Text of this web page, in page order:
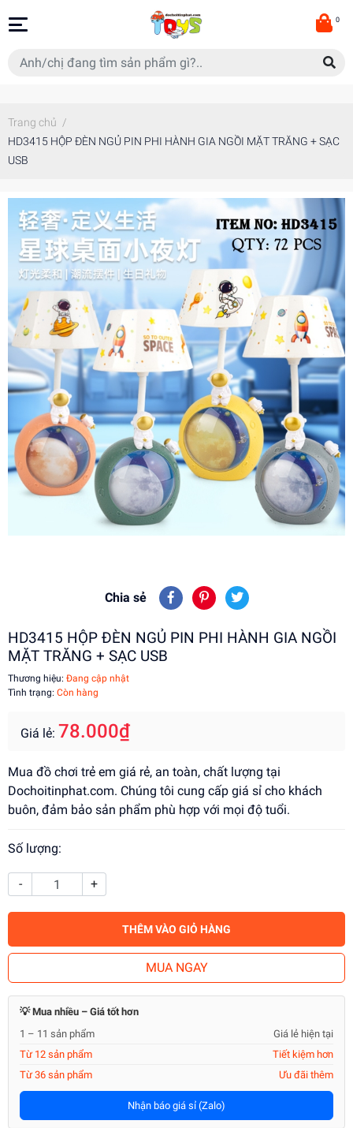
0
Trang chủ /
HD3415 HỘP ĐÈN NGỦ PIN PHI HÀNH GIA NGỒI MẶT TRĂNG + SẠC
USB
Chia sẻ
HD3415 HỘP ĐÈN NGỦ PIN PHI HÀNH GIA NGỒI
MẶT TRĂNG + SẠC USB
Thương hiệu: Đang cập nhật
Tình trạng: Còn hàng
Giá lẻ: 78.000₫
Mua đồ chơi trẻ em giá rẻ, an toàn, chất lượng tại
Dochoitinphat.com. Chúng tôi cung cấp giá sỉ cho khách
buôn, đảm bảo sản phẩm phù hợp với mọi độ tuổi.
Số lượng:
- +
THÊM VÀO GIỎ HÀNG
MUA NGAY
💡 Mua nhiều – Giá tốt hơn
1 – 11 sản phẩm
Giá lẻ hiện tại
Từ 12 sản phẩm
Tiết kiệm hơn
Từ 36 sản phẩm
Ưu đãi thêm
Nhận báo giá sỉ (Zalo)